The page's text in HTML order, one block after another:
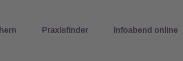
Praxisfinder Infoabend online